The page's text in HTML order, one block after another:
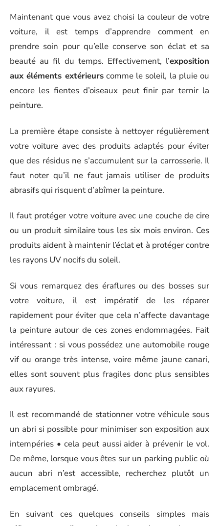
Maintenant que vous avez choisi la couleur de votre
voiture, il est temps d’apprendre comment en
prendre soin pour qu’elle conserve son éclat et sa
beauté au fil du temps. Effectivement, l’exposition
aux éléments extérieurscomme le soleil, la pluie ou
encore les fientes d’oiseaux peut finir par ternir la
peinture.
La première étape consiste à nettoyer régulièrement
votre voiture avec des produits adaptés pour éviter
que des résidus ne s’accumulent sur la carrosserie. Il
faut noter qu’il ne faut jamais utiliser de produits
abrasifs qui risquent d’abîmer la peinture.
Il faut protéger votre voiture avec une couche de cire
ou un produit similaire tous les six mois environ. Ces
produits aident à maintenir l’éclat et à protéger contre
les rayons UV nocifs du soleil.
Si vous remarquez des éraflures ou des bosses sur
votre voiture, il est impératif de les réparer
rapidement pour éviter que cela n’affecte davantage
la peinture autour de ces zones endommagées. Fait
intéressant : si vous possédez une automobile rouge
vif ou orange très intense, voire même jaune canari,
elles sont souvent plus fragiles donc plus sensibles
aux rayures.
Il est recommandé de stationner votre véhicule sous
un abri si possible pour minimiser son exposition aux
intempéries • cela peut aussi aider à prévenir le vol.
De même, lorsque vous êtes sur un parking public où
aucun abri n’est accessible, recherchez plutôt un
emplacement ombragé.
En suivant ces quelques conseils simples mais